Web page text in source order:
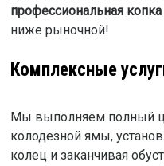
профессиональная
ниже рыночной!
Комплексные
Мы выполняем полный
колодезной ямы,
колец и заканчивая